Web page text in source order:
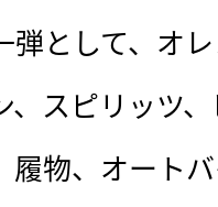
弾として、オ
、スピリッツ
履物、オート